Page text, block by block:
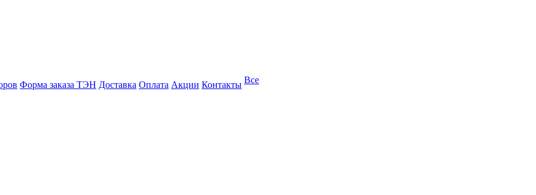
Форма заказа ТЭН Доставка Оплата Акции Контакты Все